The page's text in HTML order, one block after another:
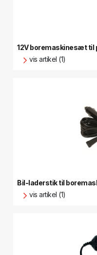
12V boremaskinesæt
vis artikel (1)
Bil-laderstik til
vis artikel (1)